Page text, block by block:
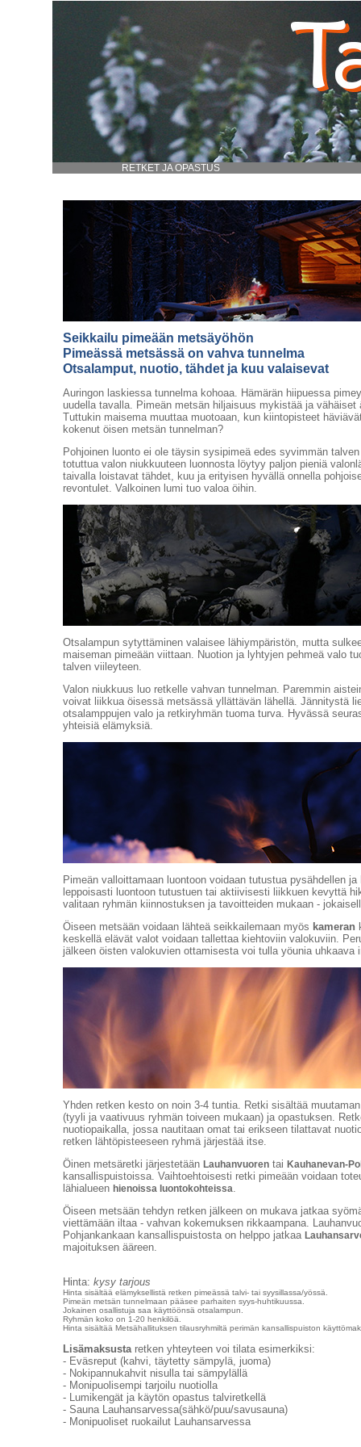
RETKET JA OPASTUS
Seikkailu pimeään metsäyöhön
Pimeässä metsässä on vahva tunnelma
Otsalamput, nuotio, tähdet ja kuu valaisevat
Auringon laskiessa tunnelma kohoaa. Hämärän hiipuessa
uudella tavalla. Pimeän metsän hiljaisuus mykistää ja vähäiset
Tuttukin maisema muuttaa muotoaan, kun kiintopisteet
kokenut öisen metsän tunnelman?
Pohjoinen luonto ei ole täysin sysipimeä edes syvimmän
totuttua valon niukkuuteen luonnosta löytyy paljon pieniä
taivalla loistavat tähdet, kuu ja erityisen hyvällä onnella
revontulet. Valkoinen lumi tuo valoa öihin.
Otsalampun sytyttäminen valaisee lähiympäristön, mutta
maiseman pimeään viittaan. Nuotion ja lyhtyjen pehmeä valo
talven viileyteen.
Valon niukkuus luo retkelle vahvan tunnelman. Paremmin
voivat liikkua öisessä metsässä yllättävän lähellä. Jännitystä
otsalamppujen valo ja retkiryhmän tuoma turva. Hyvässä
yhteisiä elämyksiä.
Pimeän valloittamaan luontoon voidaan tutustua pysähdellen
leppoisasti luontoon tutustuen tai aktiivisesti liikkuen kevyttä
valitaan ryhmän kiinnostuksen ja tavoitteiden mukaan -
Öiseen metsään voidaan lähteä seikkailemaan myös kameran
keskellä elävät valot voidaan tallettaa kiehtoviin valokuviin.
jälkeen öisten valokuvien ottamisesta voi tulla yöunia uhkaava
Yhden retken kesto on noin 3-4 tuntia. Retki sisältää
(tyyli ja vaativuus ryhmän toiveen mukaan) ja opastuksen.
nuotiopaikalla, jossa nautitaan omat tai erikseen tilattavat
retken lähtöpisteeseen ryhmä järjestää itse.
Öinen metsäretki järjestetään Lauhanvuoren tai Kauhanevan-
kansallispuistoissa. Vaihtoehtoisesti retki pimeään voidaan
lähialueen hienoissa luontokohteissa
Öiseen metsään tehdyn retken jälkeen on mukava jatkaa
viettämään iltaa - vahvan kokemuksen rikkaampana.
Pohjankankaan kansallispuistosta on helppo jatkaa
majoituksen ääreen.
Hinta: kysy tarjous
Hinta sisältää elämyksellistä retken pimeässä talvi- tai syysillassa/yössä.
Pimeän metsän tunnelmaan pääsee parhaiten syys-huhtikuussa.
Jokainen osallistuja saa käyttöönsä otsalampun.
Ryhmän koko on 1-20 henkilöä.
Hinta sisältää Metsähallituksen tilausryhmiltä perimän kansallispuiston
Lisämaksusta retken yhteyteen voi tilata esimerkiksi:
- Eväsreput (kahvi, täytetty sämpylä, juoma)
- Nokipannukahvit nisulla tai sämpylällä
- Monipuolisempi tarjoilu nuotiolla
- Lumikengät ja käytön opastus talviretkellä
- Sauna Lauhansarvessa(sähkö/puu/savusauna)
- Monipuoliset ruokailut Lauhansarvessa